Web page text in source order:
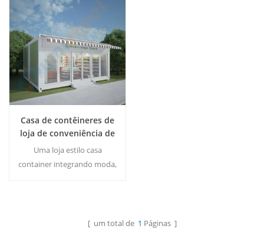
Casa de contêineres de
loja de conveniência de
autoatendimento 24
horas
Uma loja estilo casa
container integrando moda,
Informação
[ um total de 1 Páginas ]